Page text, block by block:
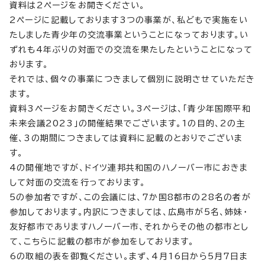
資料は2ページをお開きください。
2ページに記載しております3つの事業が、私どもで実施をい
たしました青少年の交流事業ということになっております。い
ずれも4年ぶりの対面での交流を果たしたということになって
おります。
それでは、個々の事業につきまして個別に説明させていただき
ます。
資料3ページをお開きください。3ページは、「青少年国際平和
未来会議2023」の開催結果でございます。1の目的、2の主
催、3の期間につきましては資料に記載のとおりでございま
す。
4の開催地ですが、ドイツ連邦共和国のハノーバー市におきま
して対面の交流を行っております。
5の参加者ですが、この会議には、7か国8都市の28名の者が
参加しております。内訳につきましては、広島市が5名、姉妹・
友好都市でありますハノーバー市、それからその他の都市とし
て、こちらに記載の都市が参加をしております。
6の取組の表を御覧ください。まず、4月16日から5月7日ま